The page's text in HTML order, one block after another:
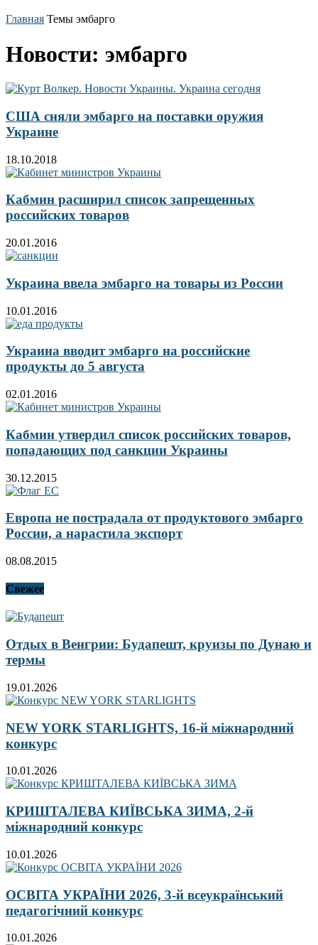
Главная Темы эмбарго
Новости: эмбарго
США сняли эмбарго на поставки оружия
Украине
18.10.2018
Кабмин расширил список запрещенных
российских товаров
20.01.2016
Украина ввела эмбарго на товары из России
10.01.2016
Украина вводит эмбарго на российские
продукты до 5 августа
02.01.2016
Кабмин утвердил список российских товаров,
попадающих под санкции Украины
30.12.2015
Европа не пострадала от продуктового эмбарго
России, а нарастила экспорт
08.08.2015
Свежее
Отдых в Венгрии: Будапешт, круизы по Дунаю и
термы
19.01.2026
NEW YORK STARLIGHTS, 16-й міжнародний
конкурс
10.01.2026
КРИШТАЛЕВА КИЇВСЬКА ЗИМА, 2-й
міжнародний конкурс
10.01.2026
ОСВІТА УКРАЇНИ 2026, 3-й всеукраїнський
педагогічний конкурс
10.01.2026